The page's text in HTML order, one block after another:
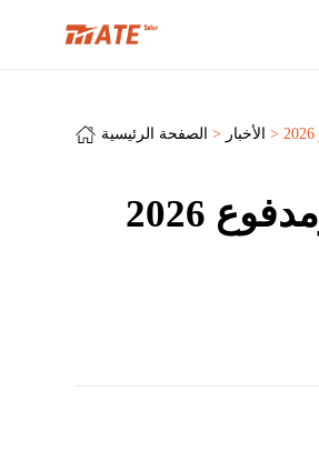
الصفحة الرئيسية الأخبار
2026 تخزين الطاقة في الحاويات والحاويات العالمية: سوق قابل للتطوير ومدفوع